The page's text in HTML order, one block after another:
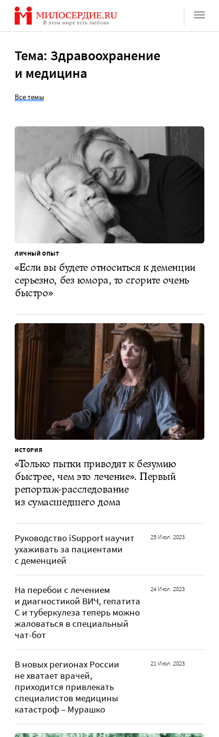
Перейти
содержанию
Тема: Здравоохранение
и медицина
Все темы
ЛИЧНЫЙ ОПЫТ
«Если вы будете относиться к деменции
серьезно, без юмора, то сгорите очень
быстро»
ИСТОРИЯ
«Только пытки приводят к безумию
быстрее, чем это лечение». Первый
репортаж-расследование
из сумасшедшего дома
Руководство iSupport научит
ухаживать за пациентами
с деменцией
25 Июл. 2023
На перебои с лечением
и диагностикой ВИЧ, гепатита
С и туберкулеза теперь можно
жаловаться в специальный
чат-бот
24 Июл. 2023
В новых регионах России
не хватает врачей,
приходится привлекать
специалистов медицины
катастроф – Мурашко
21 Июл. 2023